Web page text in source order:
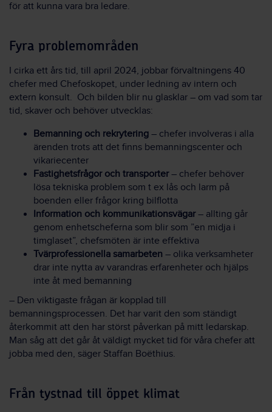
för att kunna vara bra ledare.
Fyra problemområden
I cirka ett års tid, till april 2024, jobbar förvaltningens 40
chefer med Chefoskopet, under ledning av intern och
extern konsult. Och bilden blir nu glasklar – om vad som tar
tid, skaver och behöver utvecklas:
Bemanning och rekrytering – chefer involveras i alla
ärenden trots att det finns bemanningscenter och
vikariecenter
Fastighetsfrågor och transporter– chefer behöver
lösa tekniska problem som t ex lås och larm på
boenden eller frågor kring bilflotta
Information och kommunikationsvägar– allting går
genom enhetscheferna som blir som ”en midja i
timglaset”, chefsmöten är inte effektiva
Tvärprofessionella samarbeten – olika verksamheter
drar inte nytta av varandras erfarenheter och hjälps
inte åt med bemanning
– Den viktigaste frågan är kopplad till
bemanningsprocessen. Det har varit den som ständigt
återkommit att den har störst påverkan på mitt ledarskap.
Man såg att det går åt väldigt mycket tid för våra chefer att
jobba med den, säger Staffan Boëthius.
Från tystnad till öppet klimat